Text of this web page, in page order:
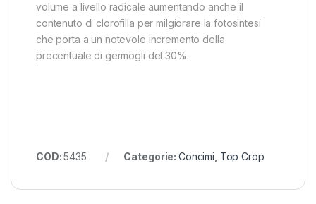
volume a livello radicale aumentando anche il
contenuto di clorofilla per milgiorare la fotosintesi
che porta a un notevole incremento della
precentuale di germogli del 30%.
COD:5435 Categorie: Concimi Top Crop